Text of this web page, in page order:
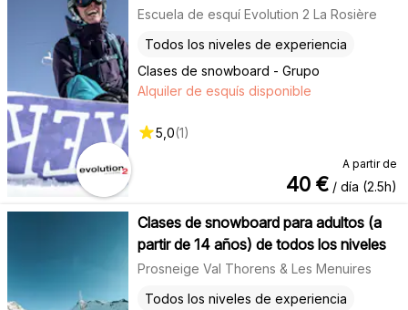
Escuela de esquí Evolution 2 La Rosière
Clases de snowboard - Grupo
Todos los niveles de experiencia
Alquiler de esquís disponible
5,0(1)
A partir de
40 € / día (2.5h)
Clases de snowboard para adultos (a
partir de 14 años) de todos los niveles
Prosneige Val Thorens & Les Menuires
Todos los niveles de experiencia